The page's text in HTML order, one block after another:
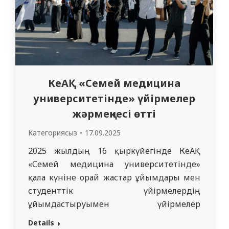
КеАҚ «Семей медицина
университетінде» үйірмелер
жәрмеңкесі өтті
Категориясыз 17.09.2025
2025 жылдың 16 қыркүйегінде КеАҚ
«Семей медицина университетінде»
қала күніне орай жастар ұйымдары мен
студенттік үйірмелердің
ұйымдастыруымен үйірмелер
жәрмеңкесі өткізілді. Іс-шараның
Details